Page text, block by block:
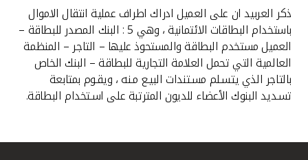
ذكر العربيد ان على العميل ادراك اطراف عملية انتقال الاموال
باستخدام البطاقات الائتمانية ، وهي 5 : البنك المصدر للبطاقة –
العميل مستخدم البطاقة والمستحوذ عليها – التاجر – المنظمة
العالمية التي تحمل العلامة التجارية للبطاقة – البنك الخاص
بالتاجر الذي يتسـلم مسـتندات البيـع مـنه ، ويقـوم بمتابعة
تسـديد البنوك الأعضاء للديون المترتبة على اسـتخدام البطاقة.